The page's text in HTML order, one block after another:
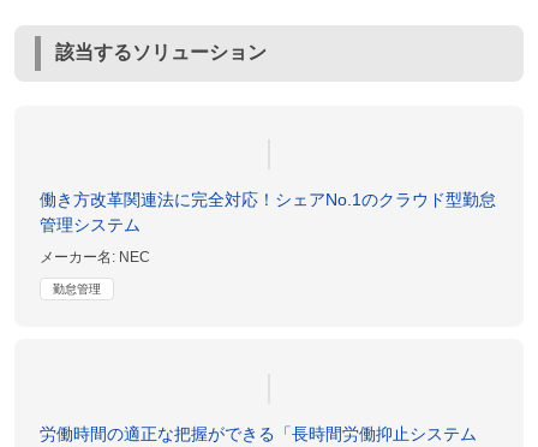
該当するソリューション
働き方改革関連法に完全対応！シェアNo.1のクラウド型勤怠
管理システム
メーカー名: NEC
勤怠管理
労働時間の適正な把握ができる「長時間労働抑止システム